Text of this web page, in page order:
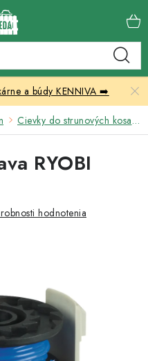
a búdy KENNIVA ➡️
Cievky do strunových kosačiek
RYOBI
hodnotenia